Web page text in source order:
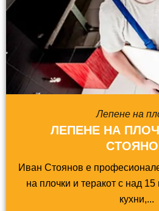
Лепене на
ЛЕПЕНЕ НА
Иван Стоянов е
на плочки и теракот с над
кухни,...